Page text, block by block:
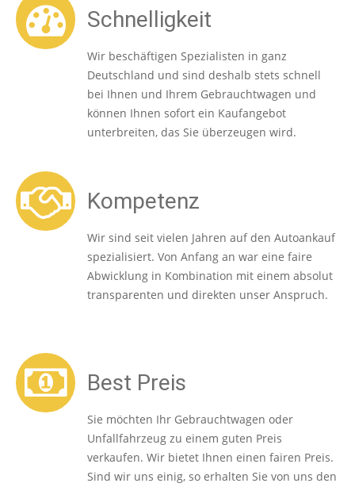
Schnelligkeit
Wir beschäftigen Spezialisten in ganz
Deutschland und sind deshalb stets schnell
bei Ihnen und Ihrem Gebrauchtwagen und
können Ihnen sofort ein Kaufangebot
unterbreiten, das Sie überzeugen wird.
Kompetenz
Wir sind seit vielen Jahren auf den Autoankauf
spezialisiert. Von Anfang an war eine faire
Abwicklung in Kombination mit einem absolut
transparenten und direkten unser Anspruch.
Best Preis
Sie möchten Ihr Gebrauchtwagen oder
Unfallfahrzeug zu einem guten Preis
verkaufen. Wir bietet Ihnen einen fairen Preis.
Sind wir uns einig, so erhalten Sie von uns den